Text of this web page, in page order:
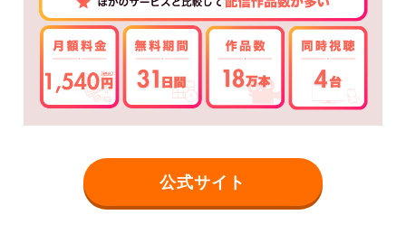
公式サイト